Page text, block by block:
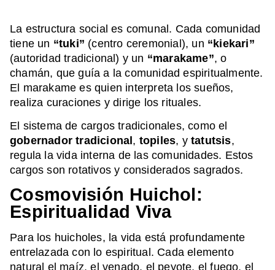
La estructura social es comunal. Cada comunidad
tiene un “tuki” (centro ceremonial), un “kiekari”
(autoridad tradicional) y un “marakame”, o
chamán, que guía a la comunidad espiritualmente.
El marakame es quien interpreta los sueños,
realiza curaciones y dirige los rituales.
El sistema de cargos tradicionales, como el
gobernador tradicional , topiles, ytatutsis,
regula la vida interna de las comunidades. Estos
cargos son rotativos y considerados sagrados.
Cosmovisión Huichol:
Espiritualidad Viva
Para los huicholes, la vida está profundamente
entrelazada con lo espiritual. Cada elemento
natural el maíz, el venado, el peyote, el fuego, el